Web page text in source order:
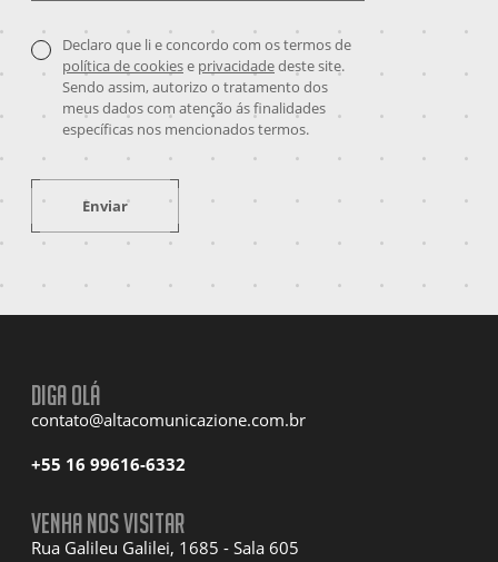
Declaro que li e concordo com os termos de
política de cookiese privacidadedeste site.
Sendo assim, autorizo o tratamento dos
meus dados com atenção ás finalidades
específicas nos mencionados termos.
Enviar
Diga olá
contato@altacomunicazione.com.br
+55 16 99616-6332
Venha nos visitar
Rua Galileu Galilei, 1685 - Sala 605